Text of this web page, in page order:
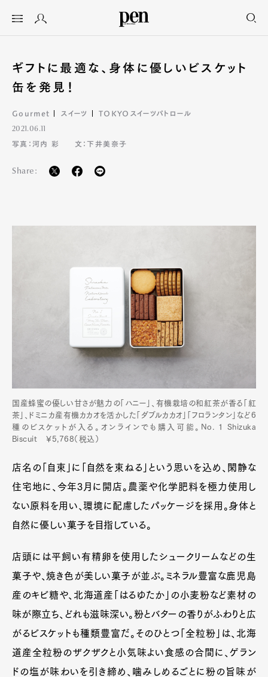
ギフトに最適な、身体に優しいビスケット
缶を発見！
Gourmet スイーツ TOKYOスイーツパトロール
2021.06.11
写真：河内 彩
文：下井美奈子
Share:
国産蜂蜜の優しい甘さが魅力の「ハニー」、有機栽培の和紅茶が香る「紅
茶」、ドミニカ産有機カカオを活かした「ダブルカカオ」「フロランタン」など6
種のビスケットが入る。オンラインでも購入可能。No. 1 Shizuka
Biscuit ￥5,768（税込）
店名の「自束」に「自然を束ねる」という思いを込め、閑静な
住宅地に、今年3月に開店。農薬や化学肥料を極力使用し
ない原料を用い、環境に配慮したパッケージを採用。身体と
自然に優しい菓子を目指している。
店頭には平飼い有精卵を使用したシュークリームなどの生
菓子や、焼き色が美しい菓子が並ぶ。ミネラル豊富な鹿児島
産のキビ糖や、北海道産「はるゆたか」の小麦粉など素材の
味が際立ち、どれも滋味深い。粉とバターの香りがふわりと広
がるビスケットも種類豊富だ。そのひとつ「全粒粉」は、北海
道産全粒粉のザクザクと小気味よい食感の合間に、ゲラン
ドの塩が味わいを引き締め、噛みしめるごとに粉の旨味が